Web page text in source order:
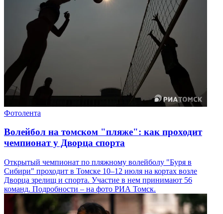
Фотолента
Волейбол на томском "пляже": как проходит
чемпионат у Дворца спорта
Открытый чемпионат по пляжному волейболу "Буря в
Сибири" проходит в Томске 10–12 июля на кортах возле
Дворца зрелищ и спорта. Участие в нем принимают 56
команд. Подробности – на фото РИА Томск.